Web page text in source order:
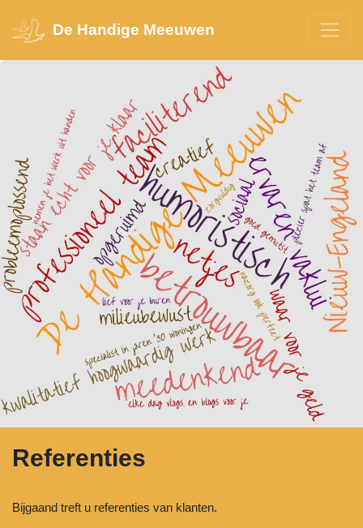
De Handige Meeuwen
Referenties
Bijgaand treft u referenties van klanten.